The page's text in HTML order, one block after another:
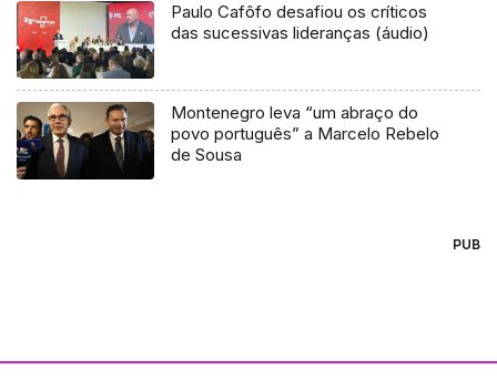
Paulo Cafôfo desafiou os críticos
das sucessivas lideranças (áudio)
Montenegro leva “um abraço do
povo português” a Marcelo Rebelo
de Sousa
PUB